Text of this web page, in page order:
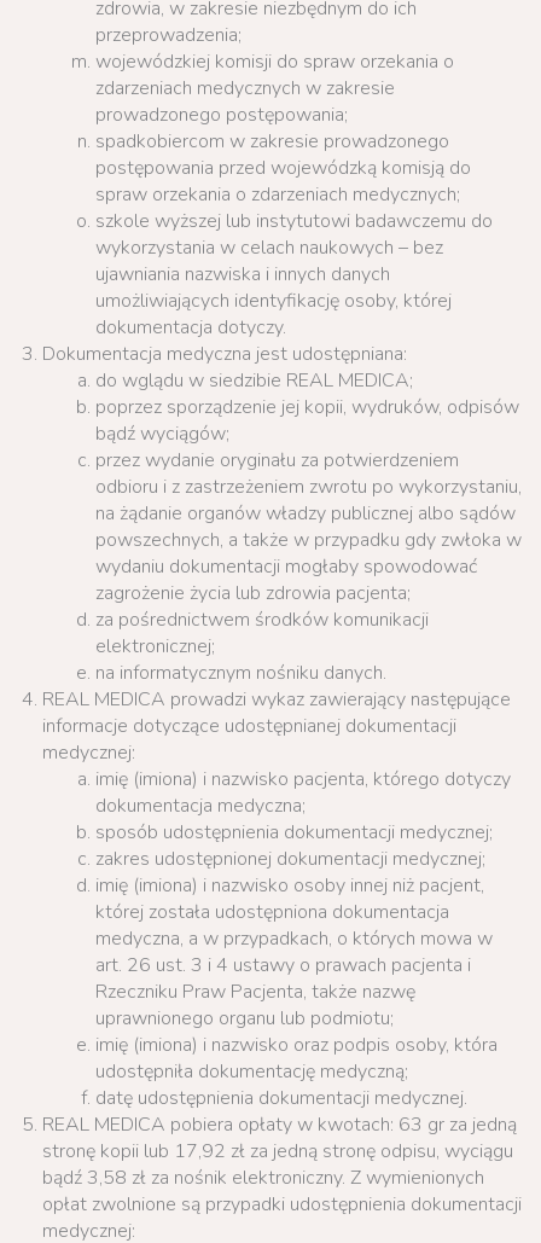
zdrowia, w zakresie niezbędnym do ich
przeprowadzenia;
wojewódzkiej komisji do spraw orzekania o
zdarzeniach medycznych w zakresie
prowadzonego postępowania;
spadkobiercom w zakresie prowadzonego
postępowania przed wojewódzką komisją do
spraw orzekania o zdarzeniach medycznych;
szkole wyższej lub instytutowi badawczemu do
wykorzystania w celach naukowych – bez
ujawniania nazwiska i innych danych
umożliwiających identyfikację osoby, której
dokumentacja dotyczy.
Dokumentacja medyczna jest udostępniana:
do wglądu w siedzibie REAL MEDICA;
poprzez sporządzenie jej kopii, wydruków, odpisów
bądź wyciągów;
przez wydanie oryginału za potwierdzeniem
odbioru i z zastrzeżeniem zwrotu po wykorzystaniu,
na żądanie organów władzy publicznej albo sądów
powszechnych, a także w przypadku gdy zwłoka w
wydaniu dokumentacji mogłaby spowodować
zagrożenie życia lub zdrowia pacjenta;
za pośrednictwem środków komunikacji
elektronicznej;
na informatycznym nośniku danych.
REAL MEDICA prowadzi wykaz zawierający następujące
informacje dotyczące udostępnianej dokumentacji
medycznej:
imię (imiona) i nazwisko pacjenta, którego dotyczy
dokumentacja medyczna;
sposób udostępnienia dokumentacji medycznej;
zakres udostępnionej dokumentacji medycznej;
imię (imiona) i nazwisko osoby innej niż pacjent,
której została udostępniona dokumentacja
medyczna, a w przypadkach, o których mowa w
art. 26 ust. 3 i 4 ustawy o prawach pacjenta i
Rzeczniku Praw Pacjenta, także nazwę
uprawnionego organu lub podmiotu;
imię (imiona) i nazwisko oraz podpis osoby, która
udostępniła dokumentację medyczną;
datę udostępnienia dokumentacji medycznej.
REAL MEDICA pobiera opłaty w kwotach: 63 gr za jedną
stronę kopii lub 17,92 zł za jedną stronę odpisu, wyciągu
bądź 3,58 zł za nośnik elektroniczny. Z wymienionych
opłat zwolnione są przypadki udostępnienia dokumentacji
medycznej: